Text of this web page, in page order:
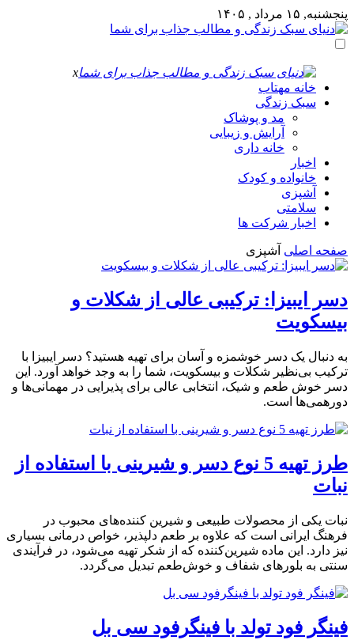
پنجشنبه, ۱۵ مرداد , ۱۴۰۵
x
خانه مهتاب
سبک زندگی
مد و پوشاک
آرایش و زیبایی
خانه داری
اخبار
خانواده و کودک
آشپزی
سلامتی
اخبار شرکت ها
صفحه اصلی آشپزی
دسر ایبیزا: ترکیبی عالی از شکلات و
بیسکویت
به دنبال یک دسر خوشمزه و آسان برای تهیه هستید؟ دسر ایبیزا با
ترکیب بی‌نظیر شکلات و بیسکویت، شما را به وجد خواهد آورد. این
دسر خوش طعم و شیک، انتخابی عالی برای پذیرایی در مهمانی‌ها و
دورهمی‌ها است.
طرز تهیه 5 نوع دسر و شیرینی با استفاده از
نبات
نبات یکی از محصولات طبیعی و شیرین کننده‌های محبوب در
فرهنگ ایرانی است که علاوه بر طعم دلپذیر، خواص درمانی بسیاری
نیز دارد. این ماده شیرین‌کننده که از شکر تهیه می‌شود، در فرآیندی
سنتی به بلورهای شفاف و خوش‌طعم تبدیل می‌گردد.
فینگر فود تولد با فینگرفود سی بل